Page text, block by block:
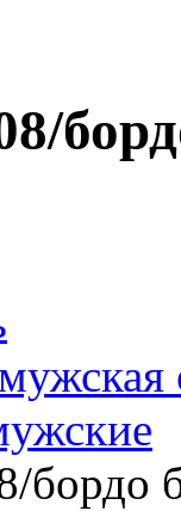
бордо